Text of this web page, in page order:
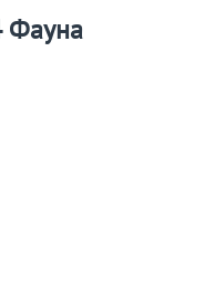
Фауна